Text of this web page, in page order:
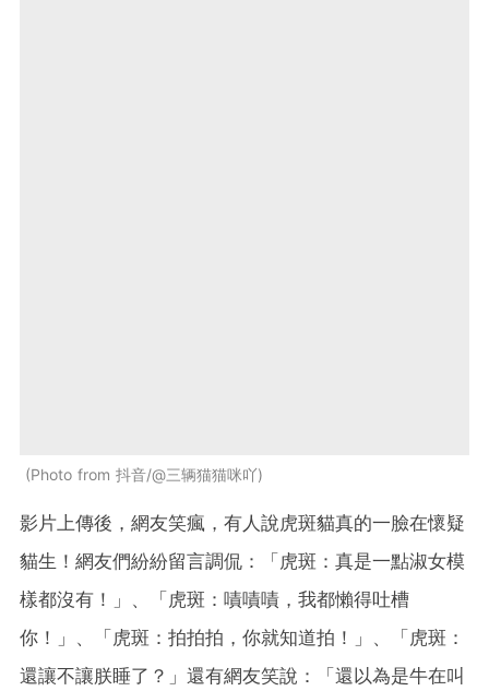
Photo from 抖音/@三辆猫猫咪吖
影片上傳後，網友笑瘋，有人說虎斑貓真的一臉在懷疑
貓生！網友們紛紛留言調侃：「虎斑：真是一點淑女模
樣都沒有！」、「虎斑：嘖嘖嘖，我都懶得吐槽
你！」、「虎斑：拍拍拍，你就知道拍！」、「虎斑：
還讓不讓朕睡了？」還有網友笑說：「還以為是牛在叫